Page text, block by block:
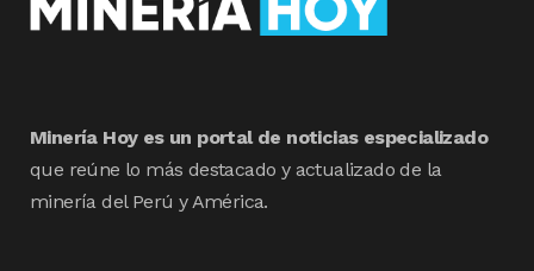
Minería Hoy es un portal de noticias especializado
que reúne lo más destacado y actualizado de la
minería del Perú y América.